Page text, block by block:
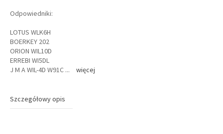
Odpowiedniki:
LOTUS WLK6H
BOERKEY 202
ORION WIL10D
ERREBI WI5DL
J M A WIL-4D W91C ... więcej
Szczegółowy opis